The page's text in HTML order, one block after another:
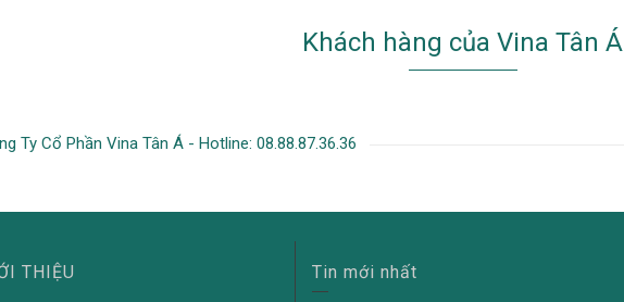
Khách hàng của Vina Tân Á
Ty Cổ Phần Vina Tân Á - Hotline: 08.88.87.36.36
THIỆU Tin mới nhất